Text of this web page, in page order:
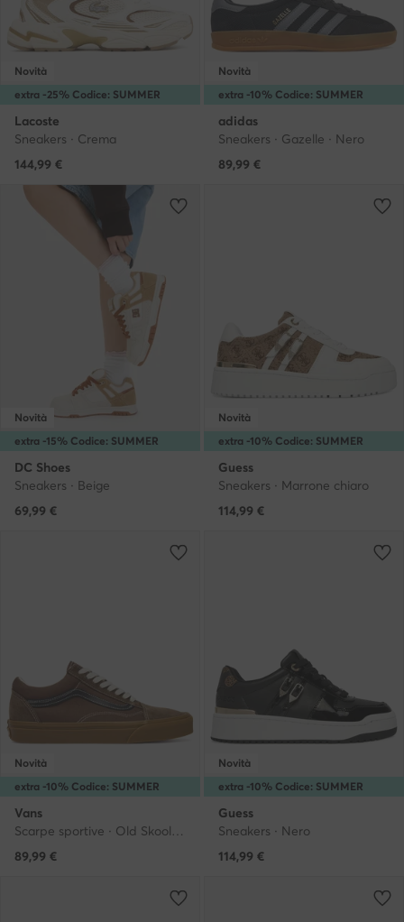
extra -25% Codice: SUMMER
Novità
Lacoste
Sneakers · Crema
144,99 €
extra -10% Codice: SUMMER
Novità
adidas
Sneakers · Gazelle · Nero
89,99 €
extra -15% Codice: SUMMER
Novità
DC Shoes
Sneakers · Beige
69,99 €
extra -10% Codice: SUMMER
Novità
Guess
Sneakers · Marrone chiaro
114,99 €
extra -10% Codice: SUMMER
Novità
Vans
Scarpe sportive · Old Skool · Marrone
89,99 €
extra -10% Codice: SUMMER
Novità
Guess
Sneakers · Nero
114,99 €